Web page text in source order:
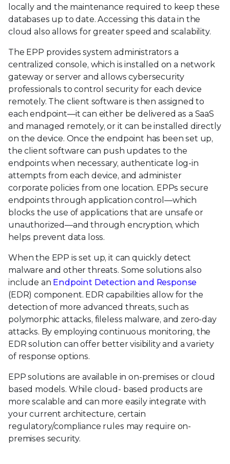
locally and the maintenance required to keep these
databases up to date. Accessing this data in the
cloud also allows for greater speed and scalability.
The EPP provides system administrators a
centralized console, which is installed on a network
gateway or server and allows cybersecurity
professionals to control security for each device
remotely. The client software is then assigned to
each endpoint—it can either be delivered as a SaaS
and managed remotely, or it can be installed directly
on the device. Once the endpoint has been set up,
the client software can push updates to the
endpoints when necessary, authenticate log-in
attempts from each device, and administer
corporate policies from one location. EPPs secure
endpoints through application control—which
blocks the use of applications that are unsafe or
unauthorized—and through encryption, which
helps prevent data loss.
When the EPP is set up, it can quickly detect
malware and other threats. Some solutions also
include an Endpoint Detection and Response
(EDR) component. EDR capabilities allow for the
detection of more advanced threats, such as
polymorphic attacks, fileless malware, and zero-day
attacks. By employing continuous monitoring, the
EDR solution can offer better visibility and a variety
of response options.
EPP solutions are available in on-premises or cloud
based models. While cloud- based products are
more scalable and can more easily integrate with
your current architecture, certain
regulatory/compliance rules may require on-
premises security.